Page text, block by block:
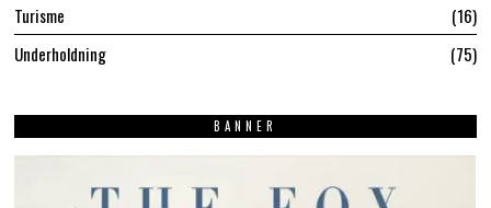
Turisme
16
Underholdning
75
BANNER